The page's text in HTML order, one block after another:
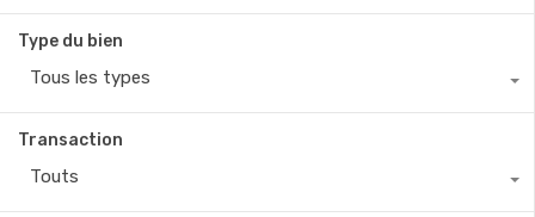
Type du bien
Tous les types
Transaction
Touts